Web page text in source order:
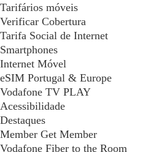
Tarifários móveis
Verificar Cobertura
Tarifa Social de Internet
Smartphones
Internet Móvel
eSIM Portugal & Europe
Vodafone TV PLAY
Acessibilidade
Destaques
Member Get Member
Vodafone Fiber to the Room